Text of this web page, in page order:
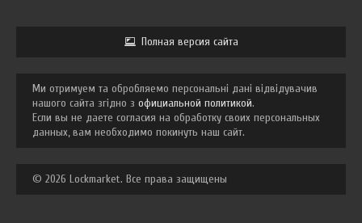
Полная версия сайта
Ми отримуем та обробляемо персональні дані відвідувачив
нашого сайта згідно з официальной политикой.
Если вы не даете согласия на обработку своих персональных
данных, вам необходимо покинуть наш сайт.
© 2026 Lockmarket. Все права защищены